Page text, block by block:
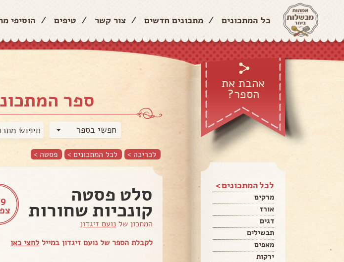
כל המתכונים / מתכונים חדשים / צור קשר / טיפים / הוסיפי
אהבת את
הספר?
לכל המתכונים >
מרקים
אורז
דגים
תבשילים
מאפים
ירקות
ספר
חפשי בספר
לכריכה > לכל המתכונים > פסטה >
סלט פסטה
קונכיות שחורות
המתכון של נועם זיגדון
לקבלת הספר של נועם זיגדון במייל לחצי כאן